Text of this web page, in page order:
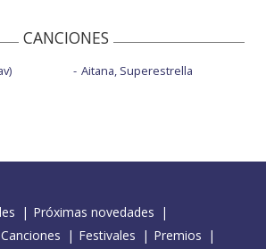
CANCIONES
Aitana, Superestrella
Próximas novedades
Canciones Festivales
Premios